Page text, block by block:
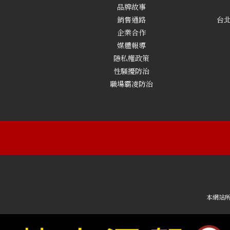
品牌故事
銷售通路
企業合作
媒體報導
隱私權政策
性騷擾防治
職場霸凌防治
台
本網站